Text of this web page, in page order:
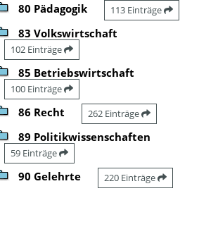
80 Pädagogik 113 Einträge
83 Volkswirtschaft
102 Einträge
85 Betriebswirtschaft
100 Einträge
86 Recht 262 Einträge
89 Politikwissenschaften
59 Einträge
90 Gelehrte 220 Einträge